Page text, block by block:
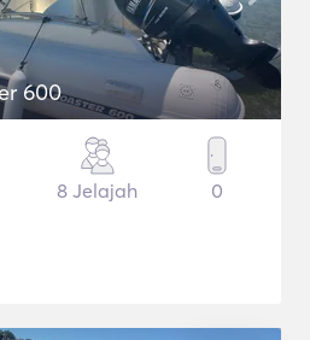
600
8 Jelajah 0